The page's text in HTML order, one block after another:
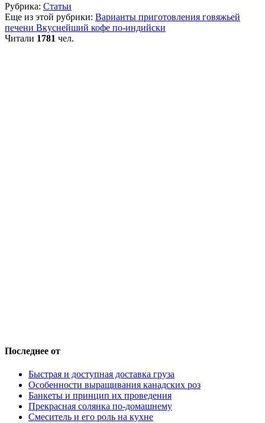
Рубрика: Статьи
Еще из этой рубрики: Варианты приготовления говяжьей
печени Вкуснейший кофе по-индийски
Читали 1781 чел.
Последнее от
Быстрая и доступная доставка груза
Особенности выращивания канадских роз
Банкеты и принцип их проведения
Прекрасная солянка по-домашнему
Смеситель и его роль на кухне